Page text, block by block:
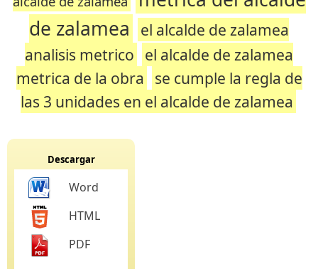
de zalamea
el alcalde de zalamea
analisis metrico el alcalde de zalamea
metrica de la obra se cumple la regla de
las 3 unidades en el alcalde de zalamea
Descargar
Word
HTML
PDF